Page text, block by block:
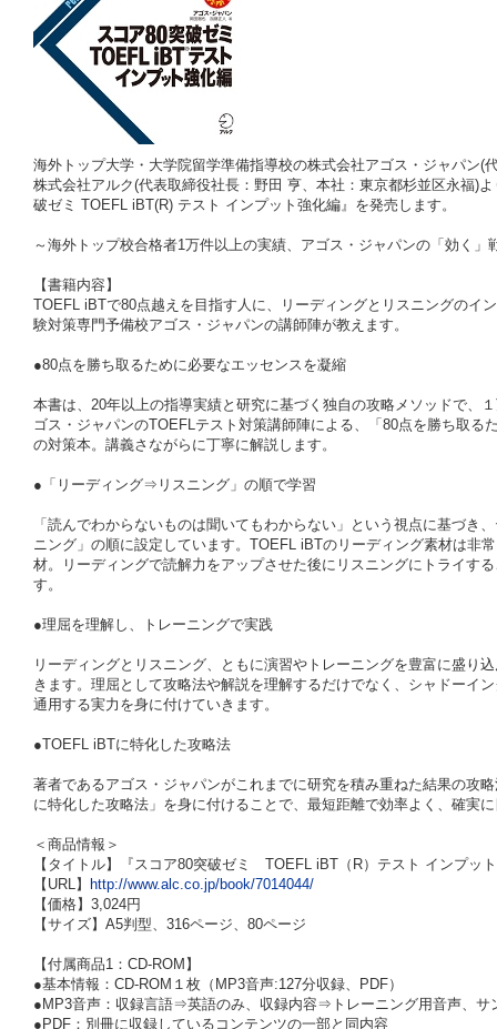
海外トップ大学・大学院留学準備指導校の株式会社アゴス・ジャパン(
株式会社アルク(代表取締役社長：野田 亨、本社：東京都杉並区永福)
破ゼミ TOEFL iBT(R) テスト インプット強化編』を発売します。
～海外トップ校合格者1万件以上の実績、アゴス・ジャパンの「効く」
【書籍内容】
TOEFL iBTで80点越えを目指す人に、リーディングとリスニングのイ
験対策専門予備校アゴス・ジャパンの講師陣が教えます。
●80点を勝ち取るために必要なエッセンスを凝縮
本書は、20年以上の指導実績と研究に基づく独自の攻略メソッドで、
ゴス・ジャパンのTOEFLテスト対策講師陣による、「80点を勝ち取る
の対策本。講義さながらに丁寧に解説します。
●「リーディング⇒リスニング」の順で学習
「読んでわからないものは聞いてもわからない」という視点に基づ
ニング」の順に設定しています。TOEFL iBTのリーディング素材は非
材。リーディングで読解力をアップさせた後にリスニングにトライす
す。
●理屈を理解し、トレーニングで実践
リーディングとリスニング、ともに演習やトレーニングを豊富に盛り
きます。理屈として攻略法や解説を理解するだけでなく、シャドーイ
通用する実力を身に付けていきます。
●TOEFL iBTに特化した攻略法
著者であるアゴス・ジャパンがこれまでに研究を積み重ねた結果の攻
に特化した攻略法」を身に付けることで、最短距離で効率よく、確実
＜商品情報＞
【タイトル】『スコア80突破ゼミ TOEFL iBT（R）テスト インプッ
【URL】 http://www.alc.co.jp/book/7014044/
【価格】3,024円
【サイズ】A5判型、316ページ、80ページ
【付属商品1：CD-ROM】
●基本情報：CD-ROM１枚（MP3音声:127分収録、PDF）
●MP3音声：収録言語⇒英語のみ、収録内容⇒トレーニング用音声、サ
●PDF：別冊に収録しているコンテンツの一部と同内容